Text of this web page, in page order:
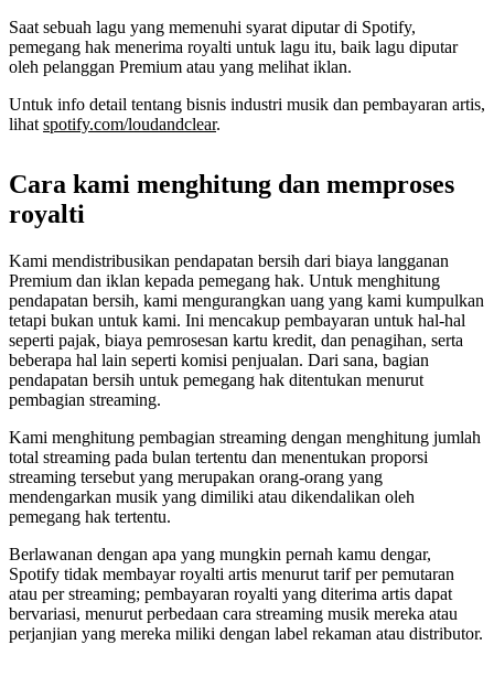
Saat sebuah lagu yang memenuhi syarat diputar di Spotify,
pemegang hak menerima royalti untuk lagu itu, baik lagu diputar
oleh pelanggan Premium atau yang melihat iklan.
Untuk info detail tentang bisnis industri musik dan pembayaran artis,
lihat spotify.com/loudandclear.
Cara kami menghitung dan memproses
royalti
Kami mendistribusikan pendapatan bersih dari biaya langganan
Premium dan iklan kepada pemegang hak. Untuk menghitung
pendapatan bersih, kami mengurangkan uang yang kami kumpulkan
tetapi bukan untuk kami. Ini mencakup pembayaran untuk hal-hal
seperti pajak, biaya pemrosesan kartu kredit, dan penagihan, serta
beberapa hal lain seperti komisi penjualan. Dari sana, bagian
pendapatan bersih untuk pemegang hak ditentukan menurut
pembagian streaming.
Kami menghitung pembagian streaming dengan menghitung jumlah
total streaming pada bulan tertentu dan menentukan proporsi
streaming tersebut yang merupakan orang-orang yang
mendengarkan musik yang dimiliki atau dikendalikan oleh
pemegang hak tertentu.
Berlawanan dengan apa yang mungkin pernah kamu dengar,
Spotify tidak membayar royalti artis menurut tarif per pemutaran
atau per streaming; pembayaran royalti yang diterima artis dapat
bervariasi, menurut perbedaan cara streaming musik mereka atau
perjanjian yang mereka miliki dengan label rekaman atau distributor.